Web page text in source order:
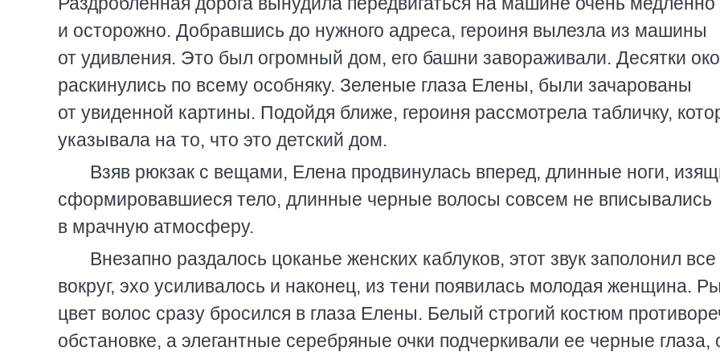
и осторожно. Добравшись до нужного адреса, героиня вылезла из машины
от удивления. Это был огромный дом, его башни завораживали. Десятки
раскинулись по всему особняку. Зеленые глаза Елены, были зачарованы
от увиденной картины. Подойдя ближе, героиня рассмотрела табличку,
указывала на то, что это детский дом.
Взяв рюкзак с вещами, Елена продвинулась вперед, длинные ноги,
сформировавшиеся тело, длинные черные волосы совсем не вписывались
в мрачную атмосферу.
Внезапно раздалось цоканье женских каблуков, этот звук заполонил все
вокруг, эхо усиливалось и наконец, из тени появилась молодая женщина.
цвет волос сразу бросился в глаза Елены. Белый строгий костюм
обстановке, а элегантные серебряные очки подчеркивали ее черные глаза,